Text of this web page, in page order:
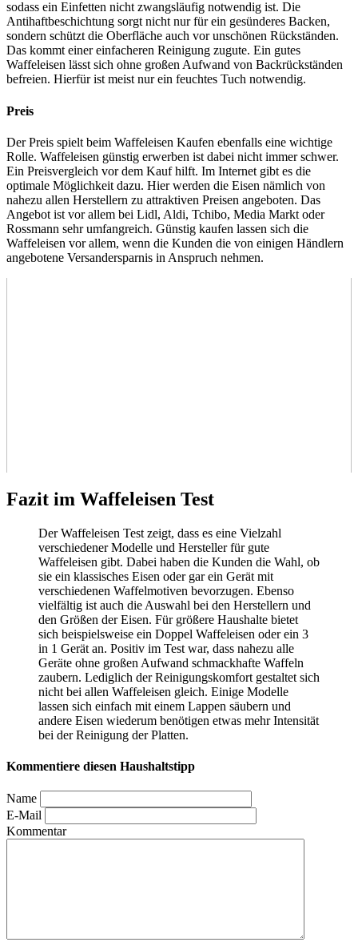
sodass ein Einfetten nicht zwangsläufig notwendig ist. Die
Antihaftbeschichtung sorgt nicht nur für ein gesünderes Backen,
sondern schützt die Oberfläche auch vor unschönen Rückständen.
Das kommt einer einfacheren Reinigung zugute. Ein gutes
Waffeleisen lässt sich ohne großen Aufwand von Backrückständen
befreien. Hierfür ist meist nur ein feuchtes Tuch notwendig.
Preis
Der Preis spielt beim Waffeleisen Kaufen ebenfalls eine wichtige
Rolle. Waffeleisen günstig erwerben ist dabei nicht immer schwer.
Ein Preisvergleich vor dem Kauf hilft. Im Internet gibt es die
optimale Möglichkeit dazu. Hier werden die Eisen nämlich von
nahezu allen Herstellern zu attraktiven Preisen angeboten. Das
Angebot ist vor allem bei Lidl, Aldi, Tchibo, Media Markt oder
Rossmann sehr umfangreich. Günstig kaufen lassen sich die
Waffeleisen vor allem, wenn die Kunden die von einigen Händlern
angebotene Versandersparnis in Anspruch nehmen.
Fazit im Waffeleisen Test
Der Waffeleisen Test zeigt, dass es eine Vielzahl
verschiedener Modelle und Hersteller für gute
Waffeleisen gibt. Dabei haben die Kunden die Wahl, ob
sie ein klassisches Eisen oder gar ein Gerät mit
verschiedenen Waffelmotiven bevorzugen. Ebenso
vielfältig ist auch die Auswahl bei den Herstellern und
den Größen der Eisen. Für größere Haushalte bietet
sich beispielsweise ein Doppel Waffeleisen oder ein 3
in 1 Gerät an. Positiv im Test war, dass nahezu alle
Geräte ohne großen Aufwand schmackhafte Waffeln
zaubern. Lediglich der Reinigungskomfort gestaltet sich
nicht bei allen Waffeleisen gleich. Einige Modelle
lassen sich einfach mit einem Lappen säubern und
andere Eisen wiederum benötigen etwas mehr Intensität
bei der Reinigung der Platten.
Kommentiere diesen Haushaltstipp
Name
E-Mail
Kommentar